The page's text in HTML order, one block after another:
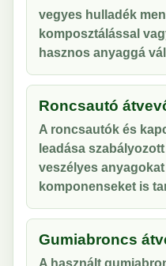
vegyes hulladék
komposztálással
hasznos anyaggá
Roncsautó
A roncsautók és
leadása
veszélyes
komponenseket is
Gumiabroncs
A használt